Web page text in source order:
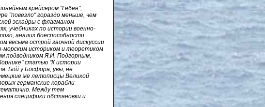
крейсером "Гебен",
"повезло" гораздо меньше, чем
эскадры с флагманом
учебниках по истории военно-
анализ боеспособности
весьма острой заочной дискуссии
морским историком и теоретиком
подводником Я.И. Подгорным,
статью "К истории
Бой у Босфора, увы, не
же летописцы Великой
германские корабли
Между тем
специфики обстановки и